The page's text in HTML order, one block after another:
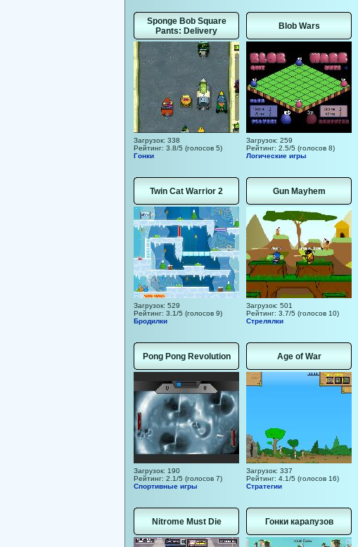
Sponge Bob Square
Pants: Delivery
Загрузок: 338
Рейтинг: 3.8/5 (голосов 5)
Гонки
Blob Wars
Загрузок: 259
Рейтинг: 2.5/5 (голосов 8)
Логические игры
Twin Cat Warrior 2
Загрузок: 529
Рейтинг: 3.1/5 (голосов 9)
Бродилки
Gun Mayhem
Загрузок: 501
Рейтинг: 3.7/5 (голосов 10)
Стрелялки
Pong Pong Revolution
Загрузок: 190
Рейтинг: 2.1/5 (голосов 7)
Спортивные игры
Age of War
Загрузок: 337
Рейтинг: 4.1/5 (голосов 16)
Стратегии
Nitrome Must Die Гонки карапузов